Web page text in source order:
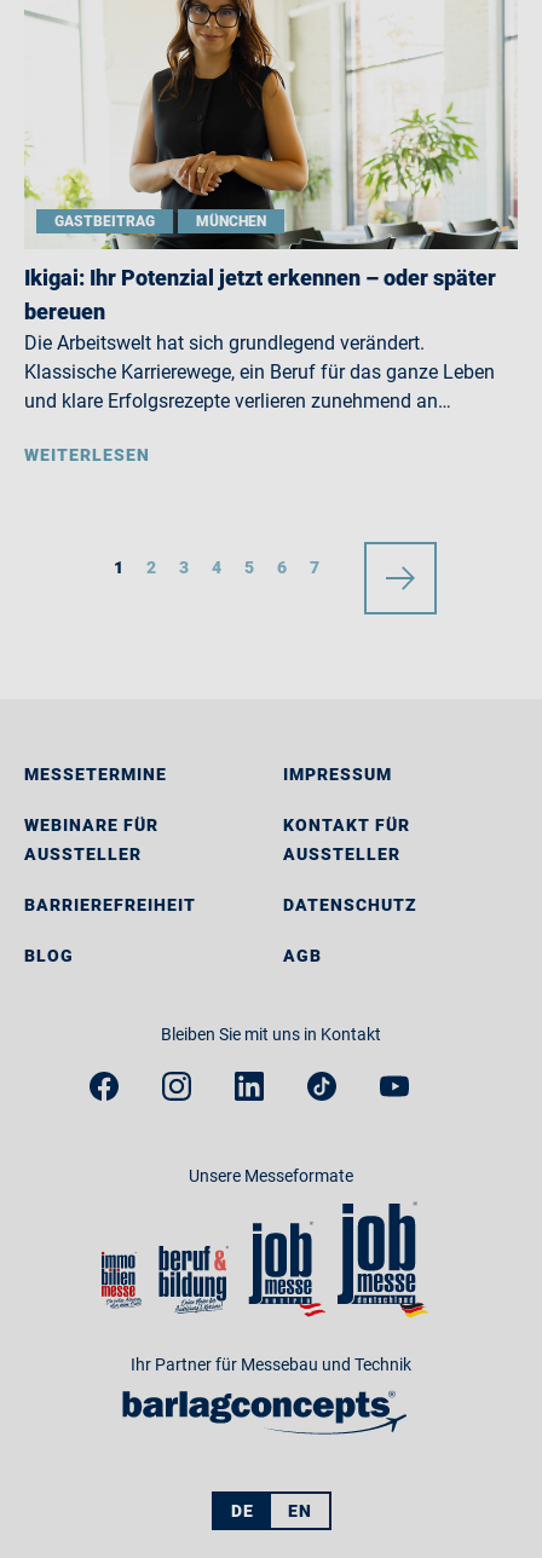
GASTBEITRAG MÜNCHEN
Ikigai: Ihr Potenzial jetzt erkennen – oder später
bereuen
Die Arbeitswelt hat sich grundlegend verändert.
Klassische Karrierewege, ein Beruf für das ganze Leben
und klare Erfolgsrezepte verlieren zunehmend an…
WEITERLESEN
1 2 3 4 5 6 7
MESSETERMINE
WEBINARE FÜR
AUSSTELLER
BARRIEREFREIHEIT
BLOG
IMPRESSUM
KONTAKT FÜR
AUSSTELLER
DATENSCHUTZ
AGB
Bleiben Sie mit uns in Kontakt
Unsere Messeformate
Ihr Partner für Messebau und Technik
DE EN